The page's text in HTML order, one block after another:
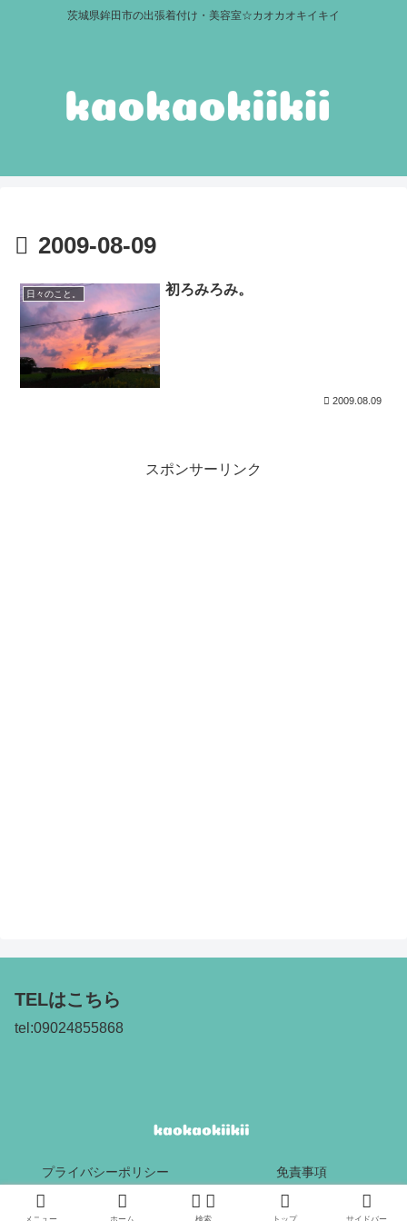
茨城県鉾田市の出張着付け・美容室☆カオカオキイキイ
2009-08-09
日々のこと。 初ろみろみ。
2009.08.09
スポンサーリンク
TELはこちら
tel:09024855868
プライバシーポリシー 免責事項
Copyright © 2017 kaokaokiikii All Rights Reserved.
メニュー ホーム 検索 トップ サイドバー